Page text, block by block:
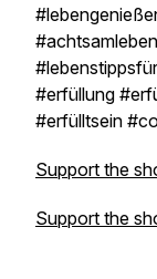
#erfüllung
#erfülltsein
Support the
Support the